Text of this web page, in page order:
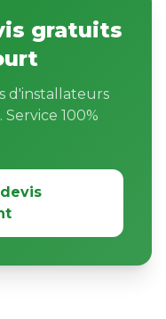
gratuits
d'installateurs
100%